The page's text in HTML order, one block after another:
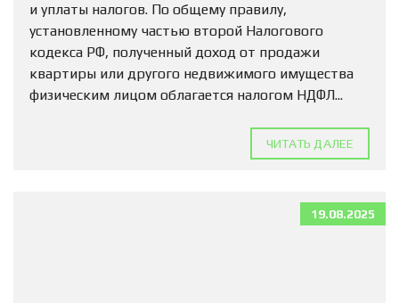
и уплаты налогов. По общему правилу,
установленному частью второй Налогового
кодекса РФ, полученный доход от продажи
квартиры или другого недвижимого имущества
физическим лицом облагается налогом НДФЛ...
ЧИТАТЬ ДАЛЕЕ
19.08.2025